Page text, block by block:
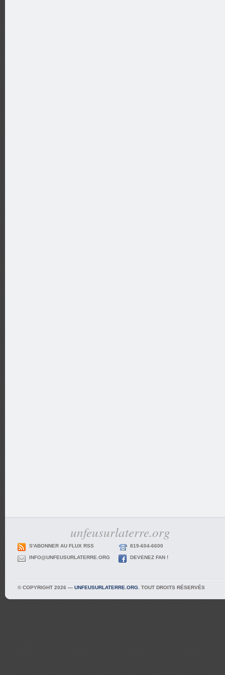
unfeusurlaterre.org
S'ABONNER AU FLUX RSS 819-604-6600
INFO@UNFEUSURLATERRE.ORG DEVENEZ FAN !
© COPYRIGHT 2026 — UNFEUSURLATERRE.ORG . TOUT DROITS RÉSERVÉS